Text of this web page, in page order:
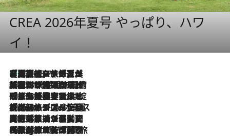
CREA 2026年夏号 やっぱり、ハワ
イ！
2026.8.7
【厳選旅コスメ】「多機能アイテムがメイン！」旅好き美容エディターが選んだ夏旅ベストコスメを発表【Mサイズジップ】
2026.8.6
「荷物が増えるほど旅ストレスは増す」美容ジャーナリストがたどり着いた最終結論。“化粧品を劇的に減らす”感動の凝縮美容とは
2026.8.6
「旅先には金髪ウィッグを持参」日本と同じメイクでは損してる!? 美容ジャーナリストが提案する“掟破りの旅美容”とは
2026.8.6
【厳選旅コスメ】「身軽さ＆UV対策重視！」ヘアアーティストshucoが選んだ夏旅ベストコスメを発表【Mサイズジップ】
2026.8.5
【厳選旅コスメ】国内をあちこち移動する河井菜摘が選んだ夏旅ベストコスメ発表！「リラックスアイテムはマスト」【Mサイズジップ】
2026.8.4
【厳選旅コスメ】「紫外線＆乾燥対策しながらメイク感も！」ヘア＆メイクGeorgeが選んだ夏旅ベストコスメを発表！【Mサイズジップ】